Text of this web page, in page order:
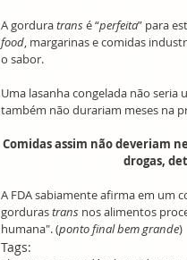
A gordura trans é “perfeita” para
food, margarinas e comidas
o sabor.
Uma lasanha congelada não seria
também não durariam meses na
Comidas assim não deveriam
drogas,
A FDA sabiamente afirma em um
gorduras trans nos alimentos
humana". (ponto final bem grande)
Tags: